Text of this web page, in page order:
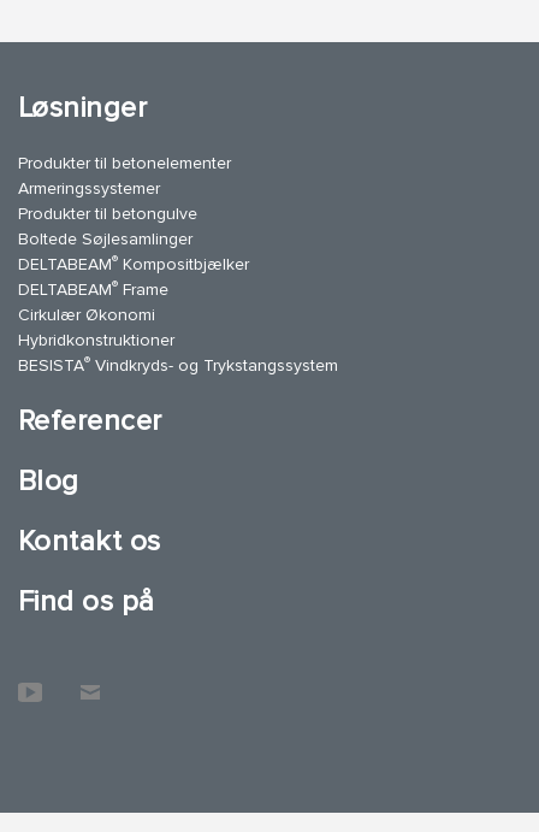
Løsninger
Produkter til betonelementer
Armeringssystemer
Produkter til betongulve
Boltede Søjlesamlinger
DELTABEAM® Kompositbjælker
DELTABEAM® Frame
Cirkulær Økonomi
Hybridkonstruktioner
BESISTA® Vindkryds- og Trykstangssystem
Referencer
Blog
Kontakt os
Find os på